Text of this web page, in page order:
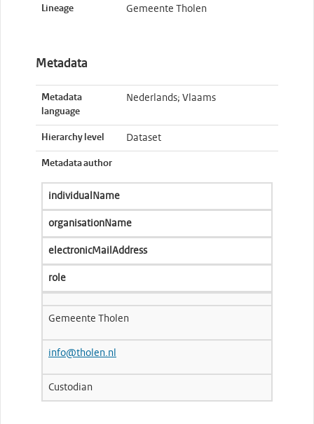
Lineage Gemeente Tholen
Metadata
Metadata
language
Nederlands; Vlaams
Hierarchy level Dataset
Metadata author
individualName
organisationName
electronicMailAddress
role
Gemeente Tholen
info@tholen.nl
Custodian